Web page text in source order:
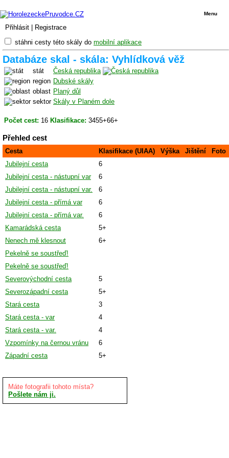
Přihlásit Registrace
Menu
stáhni cesty této skály do mobilní aplikace
Databáze skal - skála: Vyhlídková věž
stát
Česká republika
region Dubské skály
oblast Planý důl
sektor Skály v Planém dole
Počet cest: 16 Klasifikace: 3455+66+
Přehled cest
Cesta Klasifikace (UIAA) Výška Jištění
Foto
Jubilejní cesta
6
Jubilejní cesta - nástupní var
6
Jubilejní cesta - nástupní var.
6
Jubilejní cesta - přímá var
6
Jubilejní cesta - přímá var.
6
Kamarádská cesta
5+
Nenech mě klesnout
6+
Pekelně se soustřeď!
Pekelně se soustřeď!
Severovýchodní cesta
5
Severozápadní cesta
5+
Stará cesta
3
Stará cesta - var
4
Stará cesta - var.
4
Vzpomínky na černou vránu
6
Západní cesta
5+
Máte fotografii tohoto místa?
Pošlete nám ji.